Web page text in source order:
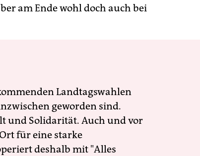
am Ende wohl doch auch bei
Landtagswahlen
geworden sind.
und Solidarität. Auch und vor
für eine starke
deshalb mit "Alles